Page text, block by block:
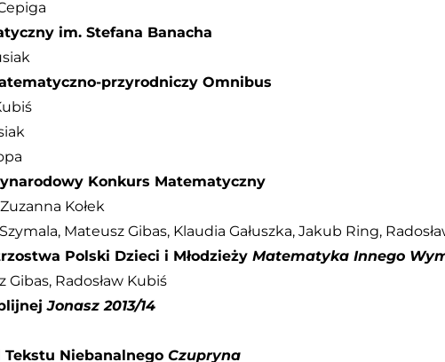
im. Stefana Banacha
przyrodniczy Omnibus
Konkurs Matematyczny
Kołek
Mateusz Gibas, Klaudia Gałuszka, Jakub Ring,
Polski Dzieci i Młodzieży Matematyka Innego
Radosław Kubiś
Jonasz 2013/14
Niebanalnego Czupryna